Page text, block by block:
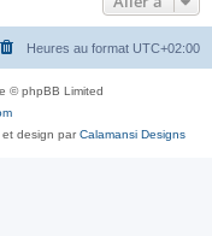
Heures au format UTC+02:00
© phpBB Limited
design parCalamansi Designs